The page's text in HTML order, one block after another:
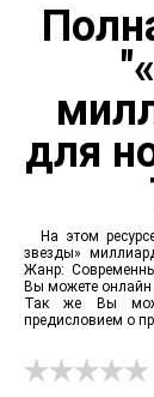
для
На этом
звезды»
Жанр:
Вы можете онлайн
Так же Вы
предисловием о